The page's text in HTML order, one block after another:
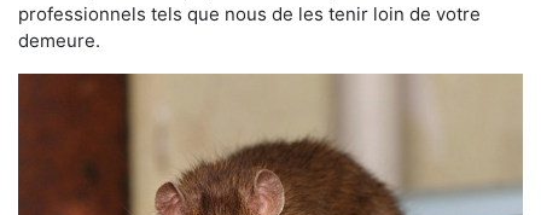
professionnels tels que nous de les tenir loin de votre
demeure.